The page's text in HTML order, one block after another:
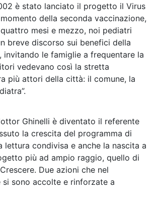
è stato lanciato il progetto il Virus
della seconda vaccinazione,
mesi e mezzo, noi pediatri
breve discorso sui benefici della
invitando le famiglie a frequentare la
vedevano così la stretta
più attori della città: il comune, la
Ghinelli è diventato il referente
la crescita del programma di
lettura condivisa e anche la nascita a
più ad ampio raggio, quello di
Due azioni che nel
sono accolte e rinforzate a